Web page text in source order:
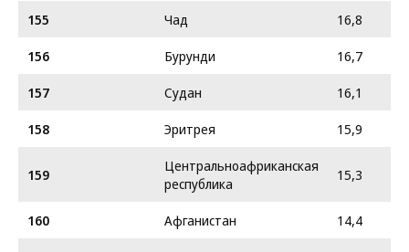
155
Чад
16,8
156
Бурунди
16,7
157
Судан
16,1
158
Эритрея 15,9
159
Центральноафриканская
республика
15,3
160 Афганистан 14,4